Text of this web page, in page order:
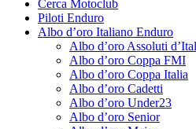
Cerca Motoclub
Piloti Enduro
Albo d’oro Italiano Enduro
Albo d’oro Assoluti
Albo d’oro Coppa FMI
Albo d’oro Coppa Italia
Albo d’oro Cadetti
Albo d’oro Under23
Albo d’oro Senior